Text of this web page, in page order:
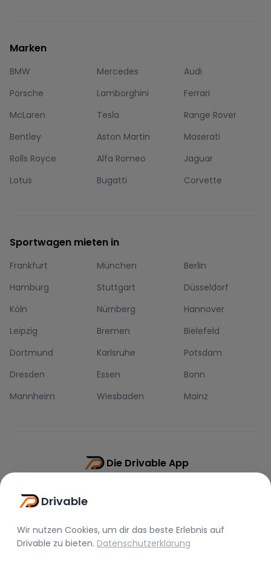
Marken
BMW Mercedes
Audi
Porsche
Lamborghini
Ferrari
McLaren
Tesla
Range Rover
Bentley
Aston Martin
Maserati
Rolls Royce
Alfa Romeo
Jaguar
Lotus
Bugatti Corvette
Sportwagen mieten in
Frankfurt München
Berlin
Hamburg
Stuttgart
Düsseldorf
Köln
Nürnberg
Hannover
Leipzig
Bremen
Bielefeld
Dortmund
Karlsruhe
Potsdam
Dresden
Essen
Bonn
Mannheim
Wiesbaden Mainz
Die Drivable App
Drivable
Wir nutzen Cookies, um dir das beste Erlebnis auf
Drivable zu bieten. Datenschutzerklärung